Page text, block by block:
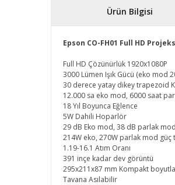
Ürün Bilgisi
Epson CO-FH01 Full HD
Full HD Çözünürlük 1920x1080P
3000 Lümen Işık Gücü (eko mod
30 derece yatay dikey trapezoid
12.000 sa eko mod, 6000 saat
18 Yıl Boyunca Eğlence
5W Dahili Hoparlör
29 dB Eko mod, 38 dB parlak
214W eko, 270W parlak mod güç
1.19-16.1 Atım Oranı
391 inçe kadar dev görüntü
295x211x87 mm Kompakt
Tavana Asılabilir